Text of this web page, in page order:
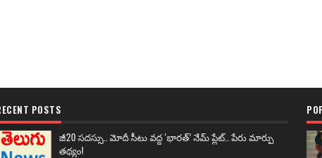
POSTS
జీ20 సదస్సు.. మోదీ సీటు వద్ద ‘భారత్’ నేమ్ ప్లేట్‌.. పేరు మార్పు
తథ్యం!